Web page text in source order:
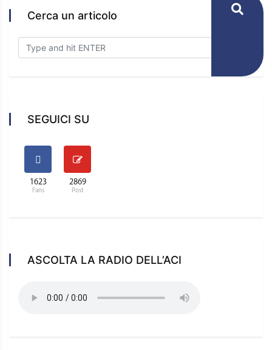
Cerca un articolo
SEGUICI SU
1623
Fans
2869
Post
ASCOLTA LA RADIO DELL’ACI